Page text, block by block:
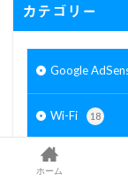
カテゴリー
Google
Wi-Fi 18
Word Press
ホーム